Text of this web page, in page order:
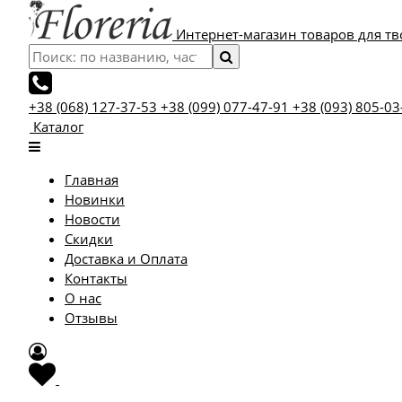
Интернет-магазин товаров для
+38 (068) 127-37-53 +38 (099) 077-47-91 +38 (093) 805-
Каталог
Главная
Новинки
Новости
Скидки
Доставка и Оплата
Контакты
О нас
Отзывы